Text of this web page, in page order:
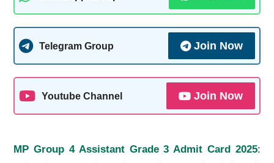
Telegram Group Join Now
Youtube Channel Join Now
MP Group 4 Assistant Grade 3 Admit Card 2025: